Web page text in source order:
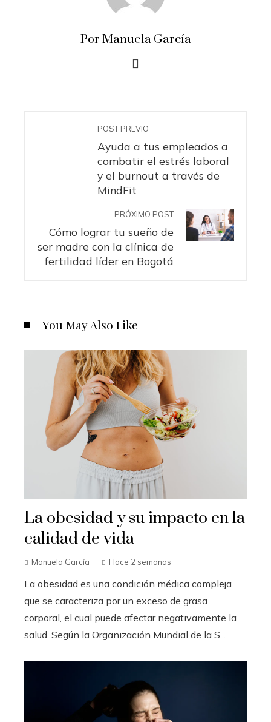
Por Manuela García
POST PREVIO
Ayuda a tus empleados a
combatir el estrés laboral
y el burnout a través de
MindFit
PRÓXIMO POST
Cómo lograr tu sueño de
ser madre con la clínica de
fertilidad líder en Bogotá
You May Also Like
La obesidad y su impacto en la
calidad de vida
Manuela García Hace 2 semanas
La obesidad es una condición médica compleja
que se caracteriza por un exceso de grasa
corporal, el cual puede afectar negativamente la
salud. Según la Organización Mundial de la S...